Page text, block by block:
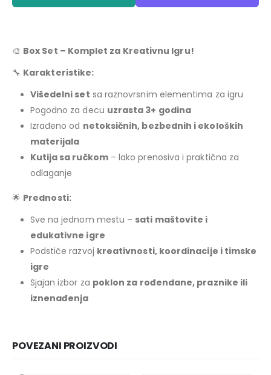
🎨 Box Set – Komplet za Kreativnu Igru!
🔧 Karakteristike:
Višedelni set sa raznovrsnim elementima za igru
Pogodno za decu uzrasta 3+ godina
Izrađeno od netoksičnih, bezbednih i ekoloških
materijala
Kutija sa ručkom– lako prenosiva i praktična za
odlaganje
🌟 Prednosti:
Sve na jednom mestu – sati maštovite i
edukativne igre
Podstiče razvoj kreativnosti, koordinacije i timske
igre
Sjajan izbor za poklon za rođendane, praznike ili
iznenađenja
POVEZANI PROIZVODI